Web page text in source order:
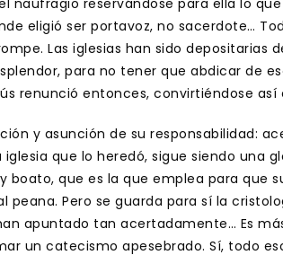
naufragio reservándose para ella lo
eligió ser portavoz, no sacerdote…
Las iglesias han sido depositarias
para no tener que abdicar de
renunció entonces, convirtiéndose así
y asunción de su responsabilidad:
que lo heredó, sigue siendo una
boato, que es la que emplea para que
peana. Pero se guarda para sí la
apuntado tan acertadamente… Es
un catecismo apesebrado. Sí, todo